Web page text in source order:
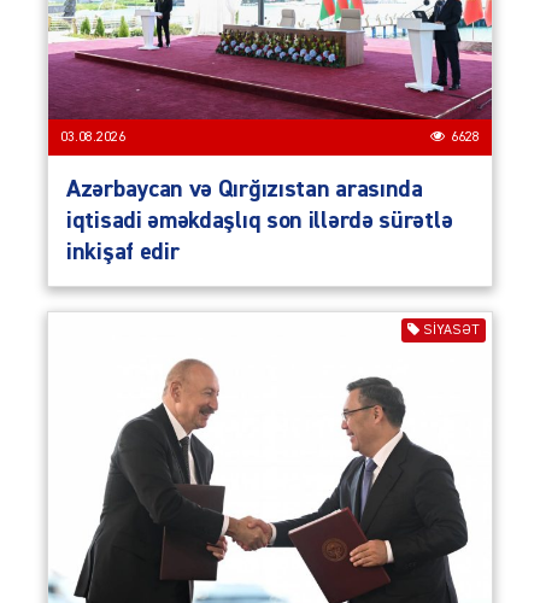
03.08.2026 6628
Azərbaycan və Qırğızıstan arasında
iqtisadi əməkdaşlıq son illərdə sürətlə
inkişaf edir
SIYASƏT